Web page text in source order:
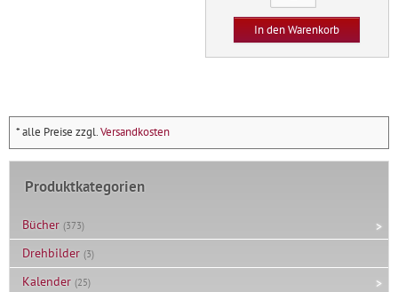
Menge
In den Warenkorb
* alle Preise zzgl.Versandkosten
Produktkategorien
Bücher (373)
Drehbilder (3)
Kalender (25)